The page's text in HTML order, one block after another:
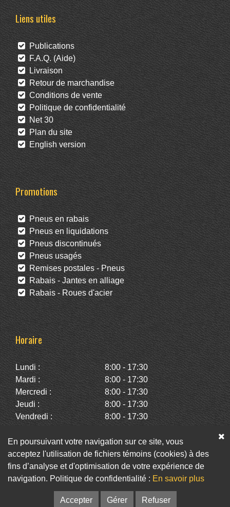
Liens utiles
Publications
F.A.Q. (Aide)
Livraison
Retour de marchandise
Conditions de vente
Politique de confidentialité
Net 30
Plan du site
English version
Promotions
Pneus en rabais
Pneus en liquidations
Pneus discontinués
Pneus usagés
Remises postales - Pneus
Rabais - Jantes en alliage
Rabais - Roues d'acier
Horaire
Lundi :
8:00 - 17:30
Mardi :
8:00 - 17:30
Mercredi :
8:00 - 17:30
Jeudi :
8:00 - 17:30
Vendredi :
8:00 - 17:30
Dimanche :
Fermé
Facebook Twitter Infolettre
© Pneus St-Hubert • Web : Option PME
En poursuivant votre navigation sur ce site, vous
acceptez l'utilisation de fichiers témoins (cookies) à des
fins d’analyse et d'optimisation de votre expérience de
navigation. Politique de confidentialité : En savoir plus
Accepter Gérer Refuser